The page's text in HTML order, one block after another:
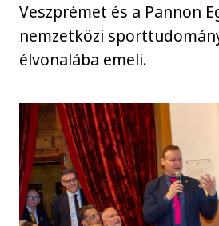
Veszprémet és a Pannon
nemzetközi
élvonalába emeli.